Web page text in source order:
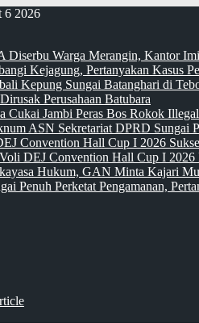
6 2026
Diserbu Warga Merangin, Kantor
Kejagung, Pertanyakan Kasus
Kepung Sungai Batanghari di
Perusahaan Batubara
Cukai Jambi Peras Bos Rokok
ASN Sekretariat DPRD Sungai
Convention Hall Cup I 2026
DEJ Convention Hall Cup I 2026
Hukum, GAN Minta Kajari
Penuh Perketat Pengamanan,